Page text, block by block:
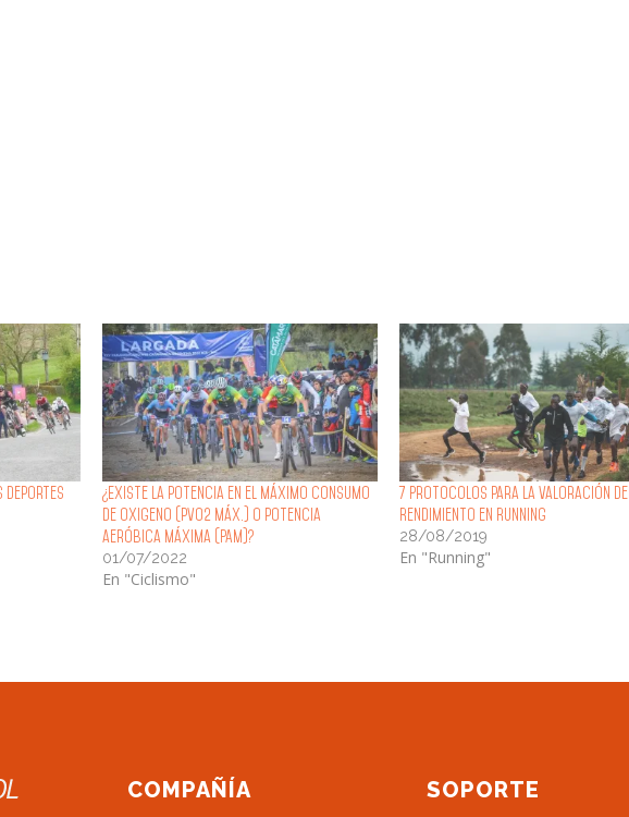
Deportes
¿Existe la potencia en el máximo consumo
de oxigeno (pVO2 máx.) o potencia
aeróbica máxima (PAM)?
01/07/2022
En "Ciclismo"
7 Protocolos para la Valoración del
Rendimiento en Running
28/08/2019
En "Running"
COMPAÑÍA SOPORTE